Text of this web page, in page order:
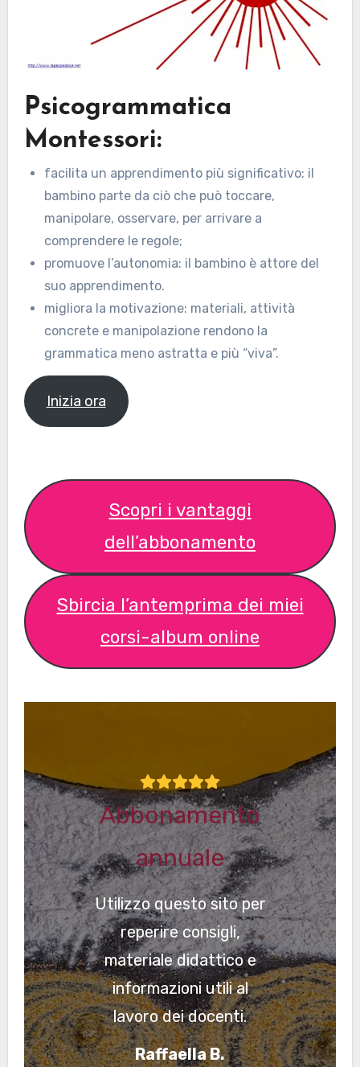
Psicogrammatica
Montessori:
facilita un apprendimento più significativo: il
bambino parte da ciò che può toccare,
manipolare, osservare, per arrivare a
comprendere le regole;
promuove l’autonomia: il bambino è attore del
suo apprendimento.
migliora la motivazione: materiali, attività
concrete e manipolazione rendono la
grammatica meno astratta e più “viva”.
Inizia ora
Scopri i vantaggi
dell’abbonamento
Sbircia l’antemprima dei miei
corsi-album online
Abbonamento
annuale
Utilizzo questo sito per
reperire consigli,
materiale didattico e
informazioni utili al
lavoro dei docenti.
Raffaella B.